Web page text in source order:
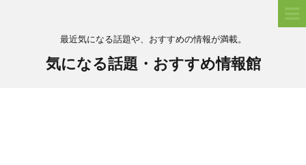
最近気になる話題や、おすすめの情報が満載。
気になる話題・おすすめ情報館